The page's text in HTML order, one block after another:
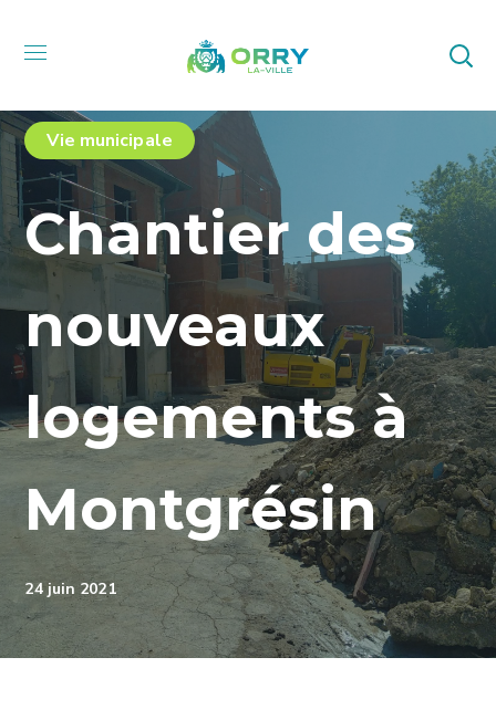
Vie municipale
Chantier des
nouveaux
logements à
Montgrésin
24 juin 2021